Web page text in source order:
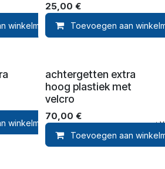
winkelmandje Toevoegen aan
25,00 €
Toevoegen aan
winkelmandje Toevoegen aan
achtergetten extra
hoog plastiek met
velcro
70,00 €
Toevoegen aan